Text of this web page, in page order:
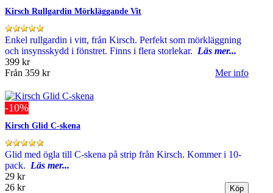
Kirsch Rullgardin Mörkläggande Vit
Enkel rullgardin i vitt, från Kirsch. Perfekt som mörkläggning
och insynsskydd i fönstret. Finns i flera storlekar. Läs mer...
399 kr
Från 359 kr Mer info
-10%
Kirsch Glid C-skena
Glid med ögla till C-skena på strip från Kirsch. Kommer i 10-
pack. Läs mer...
29 kr
26 kr